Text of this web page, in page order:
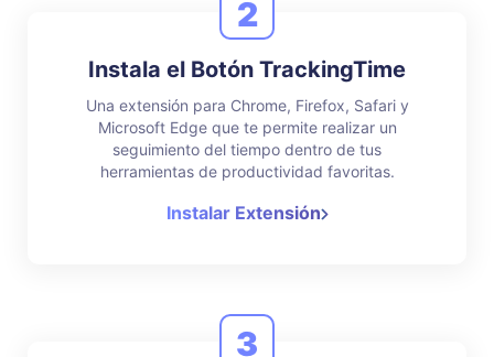
2
Instala el Botón TrackingTime
Una extensión para Chrome, Firefox, Safari y
Microsoft Edge que te permite realizar un
seguimiento del tiempo dentro de tus
herramientas de productividad favoritas.
Instalar Extensión
3